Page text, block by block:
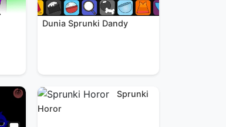
Dunia Sprunki Dandy
Sprunki
Horor